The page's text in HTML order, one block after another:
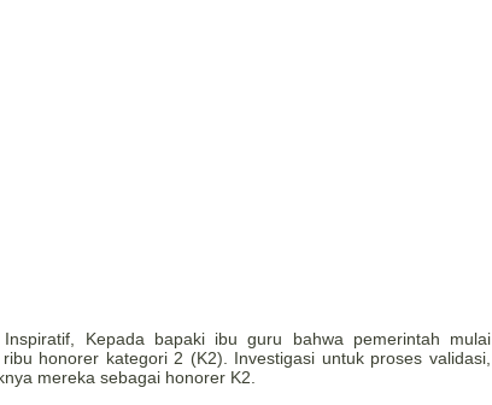
Inspiratif, Kepada bapaki ibu guru bahwa pemerintah mulai
honorer kategori 2 (K2). Investigasi untuk proses validasi,
mereka sebagai honorer K2.